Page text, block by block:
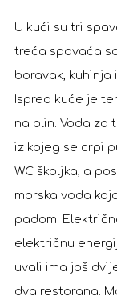
U kući su tri
treća spavaća
boravak, kuhinja
Ispred kuće je
na plin. Voda za
iz kojeg se crpi
WC školjka, a
morska voda
padom.
električnu
uvali ima još
dva restorana.